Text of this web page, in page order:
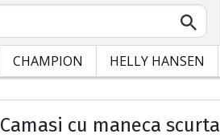
CHAMPION HELLY HANSEN
cu maneca scurta